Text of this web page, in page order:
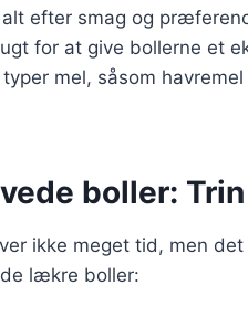
efter smag og
for at give bollerne et
mel, såsom
boller:
ikke meget tid, men
lækre boller: